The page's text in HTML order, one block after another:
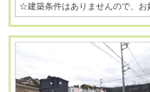
☆建築条件はありませんので、お